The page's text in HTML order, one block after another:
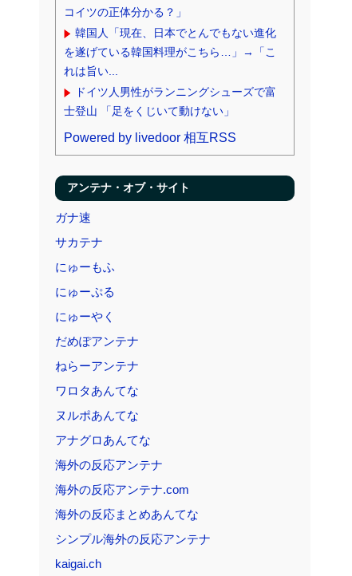
コイツの正体分かる？」
韓国人「現在、日本でとんでもない進化
を遂げている韓国料理がこちら…」→「こ
れは旨い...
ドイツ人男性がランニングシューズで富
士登山 「足をくじいて動けない」
Powered by livedoor 相互RSS
アンテナ・オブ・サイト
ガナ速
サカテナ
にゅーもふ
にゅーぷる
にゅーやく
だめぽアンテナ
ねらーアンテナ
ワロタあんてな
ヌルポあんてな
アナグロあんてな
海外の反応アンテナ
海外の反応アンテナ.com
海外の反応まとめあんてな
シンプル海外の反応アンテナ
kaigai.ch